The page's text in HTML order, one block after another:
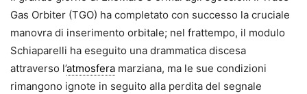
Gas Orbiter (TGO) ha completato con successo la cruciale
manovra di inserimento orbitale; nel frattempo, il modulo
Schiaparelli ha eseguito una drammatica discesa
attraverso l’atmosfera marziana, ma le sue condizioni
rimangono ignote in seguito alla perdita del segnale